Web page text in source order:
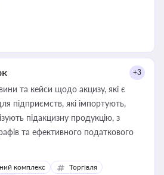
+3
та кейси щодо акцизу, які є
підприємств, які імпортують,
підакцизну продукцію, з
та ефективного податкового
комплекс
Торгівля